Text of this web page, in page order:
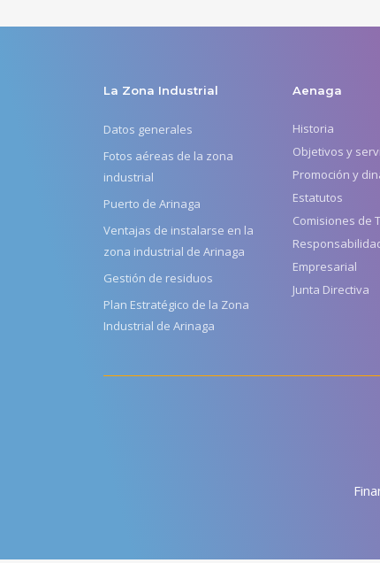
La Zona Industrial
Datos generales
Fotos aéreas de la zona
industrial
Puerto de Arinaga
Ventajas de instalarse en la
zona industrial de Arinaga
Gestión de residuos
Plan Estratégico de la Zona
Industrial de Arinaga
Aenaga
Historia
Objetivos y
Promoción y
Estatutos
Comisiones de
Empresarial
Junta Directiva